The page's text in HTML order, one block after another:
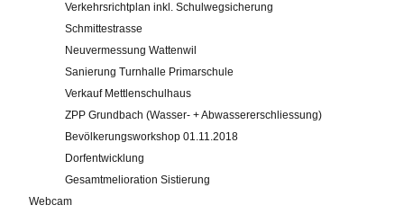
Impressum
Verkehrsrichtplan inkl. Schulwegsicherung
Schmittestrasse
Neuvermessung Wattenwil
Sanierung Turnhalle Primarschule
Verkauf Mettlenschulhaus
ZPP Grundbach (Wasser- + Abwassererschliessung)
Bevölkerungsworkshop 01.11.2018
Dorfentwicklung
Gesamtmelioration Sistierung
Webcam